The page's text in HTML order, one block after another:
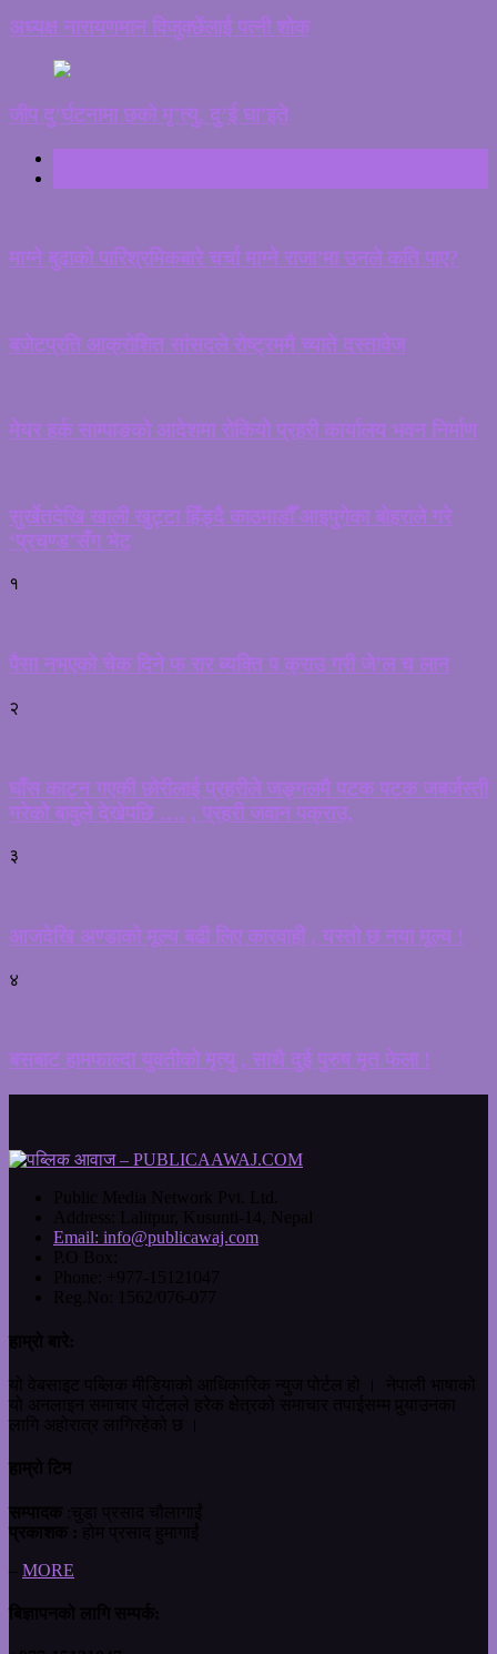
अध्यक्ष नारायणमान विजुक्छेंलाई पत्नी शोक
जीप दु’र्घटनामा छको मृ’त्यु, दु’ई घा’इते
माग्ने बुढाको पारिश्रमिकबारे चर्चा माग्ने राजा’मा उनले कति पाए?
बजेटप्रति आक्रोशित सांसदले रोष्ट्रममै च्याते दस्तावेज
मेयर हर्क साम्पाङको आदेशमा रोकियो प्रहरी कार्यालय भवन निर्माण
सुर्खेतदेखि खाली खुट्टा हिँड्दै काठमाडौँ आइपुगेका बोहराले गरे
‘प्रचण्ड’सँग भेट
१
पैसा नभएको चेक दिने फ रार ब्यक्ति प क्राउ गरी जे’ल च लान
२
घाँस काट्न गएकी छोरीलाई प्रहरीले जङ्गलमै पटक पटक जबर्जस्ती
गरेको बावुले देखेपछि …. , प्रहरी जवान पक्राउ,
३
आजदेखि अण्डाको मूल्य बढी लिए कारवाही , यस्तो छ नया मूल्य !
४
बसबाट हामफाल्दा युवतीको मृत्यु , साथै दुई पुरुष मृत फेला !
Email: info@publicawaj.com
MORE